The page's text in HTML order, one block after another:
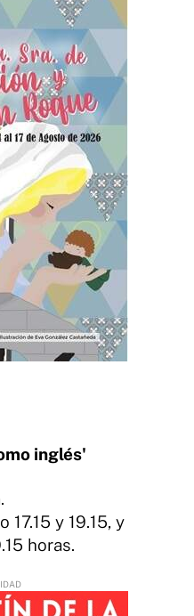
inglés'
17.15 y 19.15, y
horas.